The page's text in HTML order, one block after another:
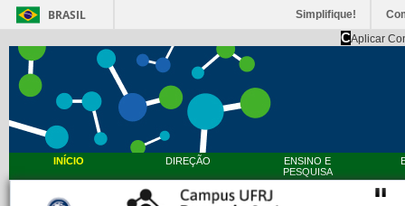
BRASIL Simplifique!
CAplicar
INÍCIO DIREÇÃO
ENSINO E
PESQUISA